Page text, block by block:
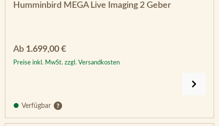
Humminbird MEGA Live Imaging 2 Geber
Regulärer Preis:
Ab 1.699,00 €
Preise inkl. MwSt. zzgl. Versandkosten
Verfügbar